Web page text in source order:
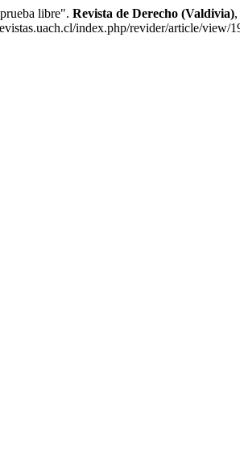
libre". Revista de Derecho (Valdivia),
index.php/revider/article/view/